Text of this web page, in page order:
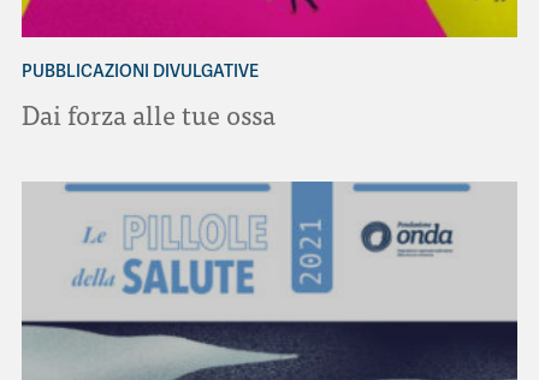
PUBBLICAZIONI DIVULGATIVE
Dai forza alle tue ossa